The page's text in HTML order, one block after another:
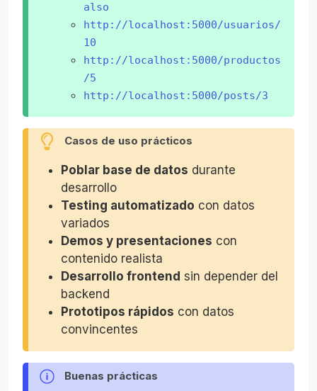
also
http://localhost:5000/usuarios/
10
http://localhost:5000/productos
/5
http://localhost:5000/posts/3
Casos de uso prácticos
Poblar base de datos durante
desarrollo
Testing automatizado con datos
variados
Demos y presentaciones con
contenido realista
Desarrollo frontend sin depender del
backend
Prototipos rápidos con datos
convincentes
Buenas prácticas